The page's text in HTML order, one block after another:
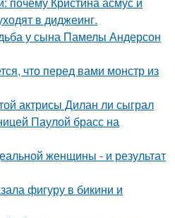
в диджеинг.
у сына Памелы Андерсон
что перед вами монстр из
актрисы Дилан ли сыграл
Паулой брасс на
женщины - и результат
фигуру в бикини и